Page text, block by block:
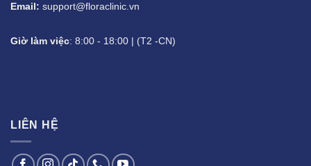
Email: support@floraclinic.vn
Giờ làm việc: 8:00 - 18:00 | (T2 -CN)
LIÊN HỆ